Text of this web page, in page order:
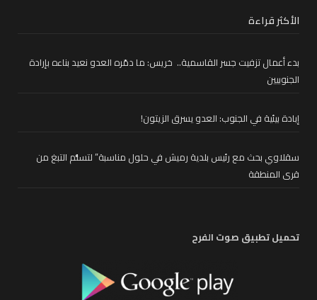
الأكثر قراءة
بدء أعمال تزفيت جسر القاسمية.. خريس: ما دمّره العدو نعيد بناءه بإرادة
الجنوبيين
إبادة بيئية في الجنوب: العدو يسرق الزيتون!
سقلاوي بحث مع رئيس بلدية رميش في حلول مناسبة” لتسلُّم التبغ من
قرى المنطقة
تحميل تطبيق صوت الفرح